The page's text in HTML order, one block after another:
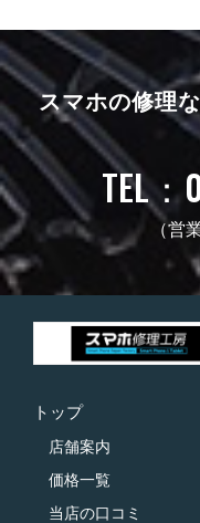
スマホの修理
TEL：
（営
トップ
店舗案内
価格一覧
当店の口コミ